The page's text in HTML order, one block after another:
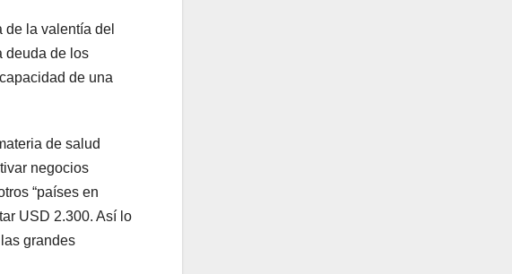
la valentía del
deuda de los
de una
de salud
negocios
“países en
USD 2.300. Así lo
grandes